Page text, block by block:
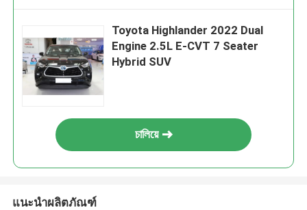
Toyota Highlander 2022 Dual
Engine 2.5L E-CVT 7 Seater
Hybrid SUV
চালিয়ে
แนะนำผลิตภัณฑ์